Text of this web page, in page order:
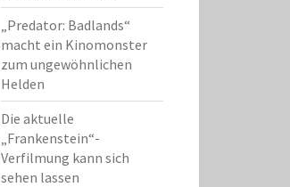
„Predator: Badlands“
macht ein Kinomonster
zum ungewöhnlichen
Helden
Die aktuelle
„Frankenstein“-
Verfilmung kann sich
sehen lassen